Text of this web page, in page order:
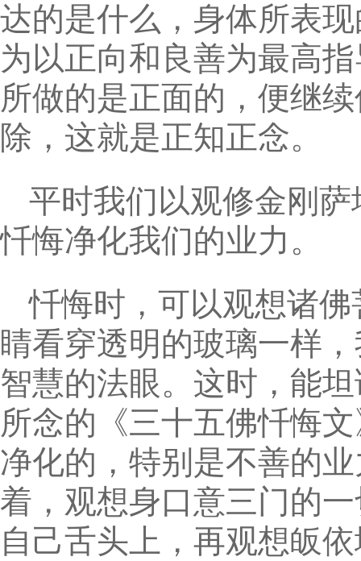
达的是什么，身体所表
为以正向和良善为最高
所做的是正面的，便继
除，这就是正知正念。
平时我们以观修金刚
忏悔净化我们的业力。
忏悔时，可以观想诸
睛看穿透明的玻璃一样
智慧的法眼。这时，能
所念的《三十五佛忏悔
净化的，特别是不善的
着，观想身口意三门的
自己舌头上，再观想皈